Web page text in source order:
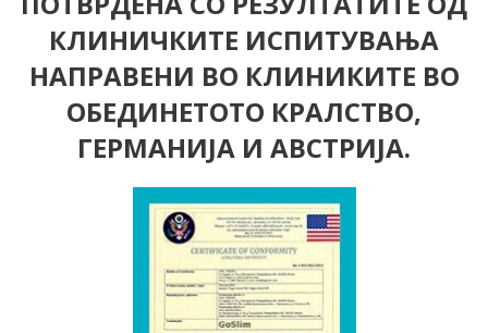
КЛИНИЧКИТЕ ИСПИТУВАЊА
НАПРАВЕНИ ВО КЛИНИКИТЕ ВО
ОБЕДИНЕТОТО КРАЛСТВО,
ГЕРМАНИЈА И АВСТРИЈА.